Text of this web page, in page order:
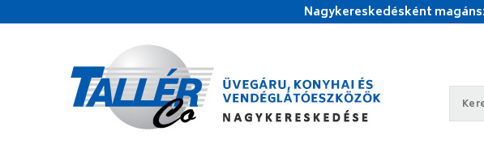
Nagykereskedésként